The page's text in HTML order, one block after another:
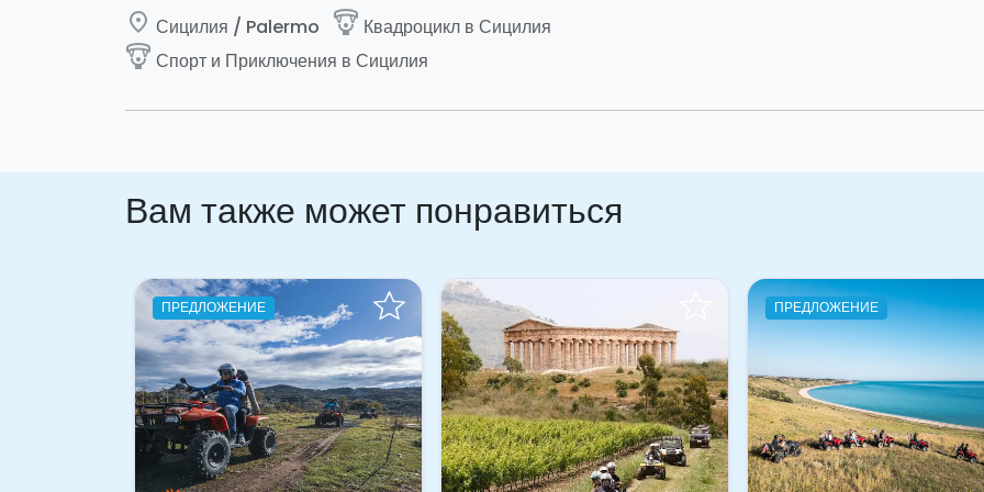
place Сицилия / Palermo paragliding Квадроцикл в Сицилия
paragliding Спорт и Приключения в Сицилия
Вам также может понравиться
ПРЕДЛОЖЕНИЕ ПРЕДЛОЖЕНИЕ